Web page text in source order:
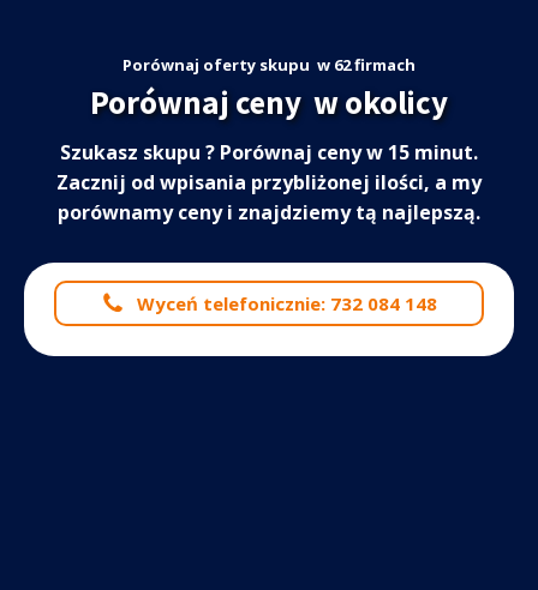
Porównaj oferty skupu w 62 firmach
Porównaj ceny w okolicy
Szukasz skupu ? Porównaj ceny w 15 minut.
Zacznij od wpisania przybliżonej ilości, a my
porównamy ceny i znajdziemy tą najlepszą.
Wyceń telefonicznie: 732 084 148